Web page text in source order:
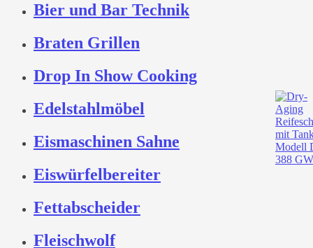
Bier und Bar Technik
Braten Grillen
Drop In Show Cooking
Edelstahlmöbel
Eismaschinen Sahne
Eiswürfelbereiter
Fettabscheider
Fleischwolf